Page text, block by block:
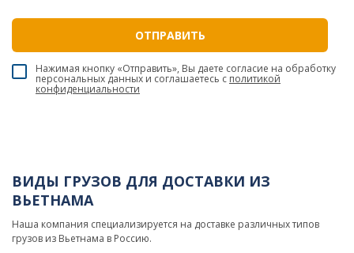
Нажимая кнопку «Отправить», Вы даете согласие на обработку
персональных данных и соглашаетесь c политикой
конфиденциальности
ВИДЫ ГРУЗОВ ДЛЯ ДОСТАВКИ ИЗ
ВЬЕТНАМА
Наша компания специализируется на доставке различных типов
грузов из Вьетнама в Россию.